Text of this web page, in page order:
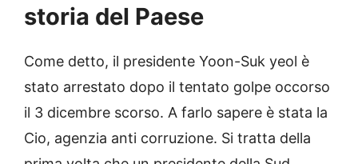
storia del Paese
Come detto, il presidente Yoon-Suk yeol è
stato arrestato dopo il tentato golpe occorso
il 3 dicembre scorso. A farlo sapere è stata la
Cio, agenzia anti corruzione. Si tratta della